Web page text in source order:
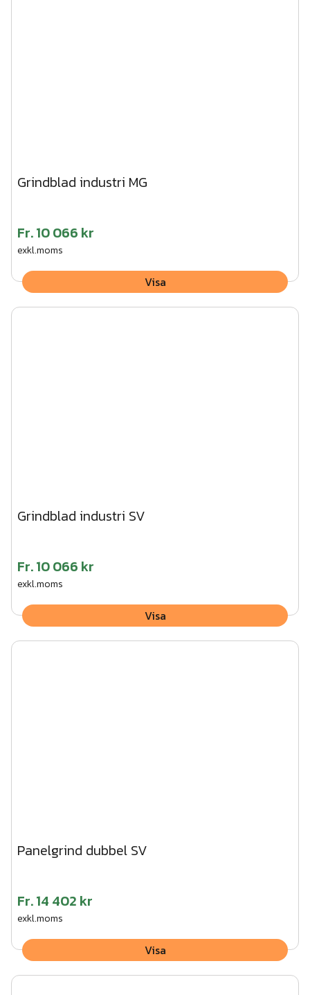
Grindblad industri MG
Fr.10 066 kr
exkl.moms
Visa
Grindblad industri SV
Fr.10 066 kr
exkl.moms
Visa
Panelgrind dubbel SV
Fr.14 402 kr
exkl.moms
Visa